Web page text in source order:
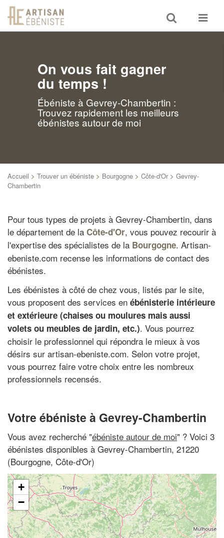
Toggle
search
Toggle
On vous fait gagner
du temps !
Ébéniste à Gevrey-Chambertin :
Trouvez rapidement les meilleurs
ébénistes autour de moi
Accueil > Trouver un ébéniste > Bourgogne > Côte-d'Or > Gevrey-
Chambertin
Pour tous types de projets à Gevrey-Chambertin, dans
le département de la Côte-d'Or, vous pouvez recourir à
l'expertise des spécialistes de la Bourgogne. Artisan-
ebeniste.com recense les informations de contact des
ébénistes.
Les ébénistes à côté de chez vous, listés par le site,
vous proposent des services en ébénisterie intérieure
et extérieure (chaises ou moulures mais aussi
volets ou meubles de jardin, etc.). Vous pourrez
choisir le professionnel qui répondra le mieux à vos
désirs sur artisan-ebeniste.com. Selon votre projet,
vous pourrez faire votre choix entre les nombreux
professionnels recensés.
Votre ébéniste à Gevrey-Chambertin
Vous avez recherché "ébéniste autour de moi" ? Voici 3
ébénistes disponibles à Gevrey-Chambertin, 21220
(Bourgogne, Côte-d'Or)
+
−